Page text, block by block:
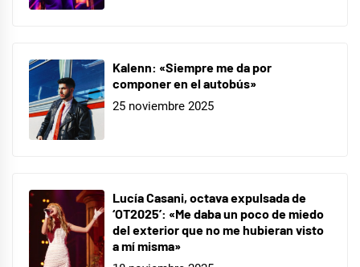
Kalenn: «Siempre me da por
componer en el autobús»
25 noviembre 2025
Lucía Casani, octava expulsada de
‘OT2025’: «Me daba un poco de miedo
del exterior que no me hubieran visto
a mí misma»